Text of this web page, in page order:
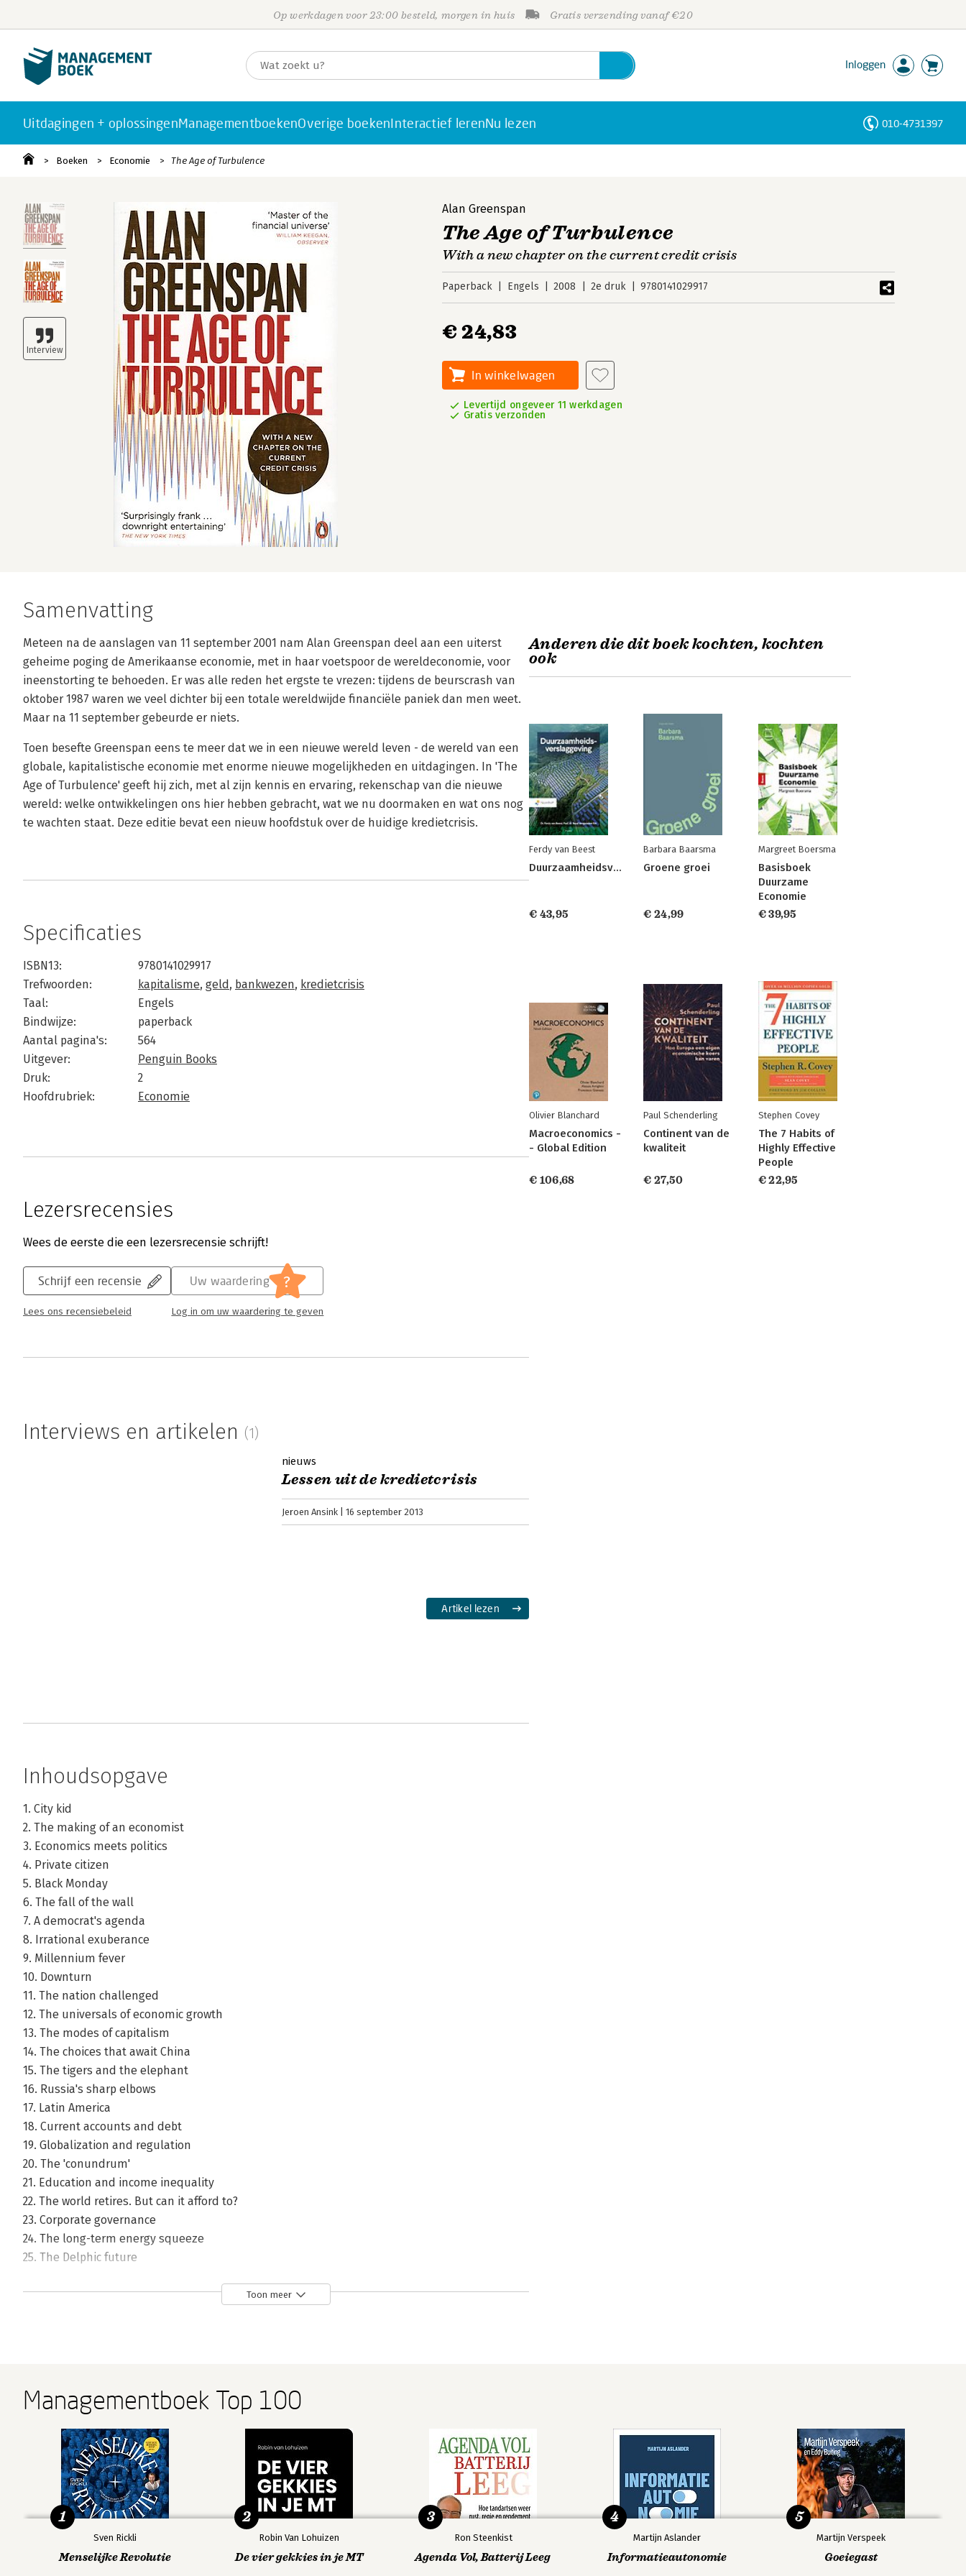
Op werkdagen voor 23:00 besteld, morgen in huis Gratis verzending vanaf €20
Inloggen
Uitdagingen + oplossingenManagementboekenOverige boekenInteractief lerenNu lezen 010-4731397
Boeken Economie The Age of Turbulence
Alan Greenspan
The Age of Turbulence
With a new chapter on the current credit crisis
Paperback Engels 2008 2e druk 9780141029917
€ 24,83
In winkelwagen
Levertijd ongeveer 11 werkdagen
Gratis verzonden
Samenvatting
Meteen na de aanslagen van 11 september 2001 nam Alan Greenspan deel aan een uiterst
geheime poging de Amerikaanse economie, met in haar voetspoor de wereldeconomie, voor
ineenstorting te behoeden. Er was alle reden het ergste te vrezen: tijdens de beurscrash van
oktober 1987 waren we veel dichter bij een totale wereldwijde financiële paniek dan men weet.
Maar na 11 september gebeurde er niets.
Toen besefte Greenspan eens te meer dat we in een nieuwe wereld leven - de wereld van een
globale, kapitalistische economie met enorme nieuwe mogelijkheden en uitdagingen. In 'The
Age of Turbulence' geeft hij zich, met al zijn kennis en ervaring, rekenschap van die nieuwe
wereld: welke ontwikkelingen ons hier hebben gebracht, wat we nu doormaken en wat ons nog
te wachten staat. Deze editie bevat een nieuw hoofdstuk over de huidige kredietcrisis.
Specificaties
ISBN13:
9780141029917
Trefwoorden:
kapitalisme, geld, bankwezen, kredietcrisis
Taal:
Engels
Bindwijze:
paperback
Aantal pagina's:
564
Uitgever:
Penguin Books
Druk:
2
Hoofdrubriek:
Economie
Lezersrecensies
Wees de eerste die een lezersrecensie schrijft!
Schrijf een recensie
Lees ons recensiebeleid
Uw waardering ?
Log in om uw waardering te geven
Interviews en artikelen (1)
nieuws
Lessen uit de kredietcrisis
Jeroen Ansink 16 september 2013
Artikel lezen
Inhoudsopgave
1. City kid
2. The making of an economist
3. Economics meets politics
4. Private citizen
5. Black Monday
6. The fall of the wall
7. A democrat's agenda
8. Irrational exuberance
9. Millennium fever
10. Downturn
11. The nation challenged
12. The universals of economic growth
13. The modes of capitalism
14. The choices that await China
15. The tigers and the elephant
16. Russia's sharp elbows
17. Latin America
18. Current accounts and debt
19. Globalization and regulation
20. The 'conundrum'
21. Education and income inequality
22. The world retires. But can it afford to?
23. Corporate governance
24. The long-term energy squeeze
25. The Delphic future
Epilogue
Toon meer
Anderen die dit boek kochten, kochten
ook
Ferdy van Beest
Duurzaamheidsverslaggeving
€ 43,95
Barbara Baarsma
Groene groei
€ 24,99
Margreet Boersma
Basisboek
Duurzame
Economie
€ 39,95
Olivier Blanchard
Macroeconomics -
- Global Edition
€ 106,68
Paul Schenderling
Continent van de
kwaliteit
€ 27,50
Stephen Covey
The 7 Habits of
Highly Effective
People
€ 22,95
Managementboek Top 100
Sven Rickli
Menselijke Revolutie
1
Robin Van Lohuizen
De vier gekkies in je MT
2
Ron Steenkist
Agenda Vol, Batterij Leeg
3
Martijn Aslander
Informatieautonomie
4
Martijn Verspeek
Goeiegast
5
Personen